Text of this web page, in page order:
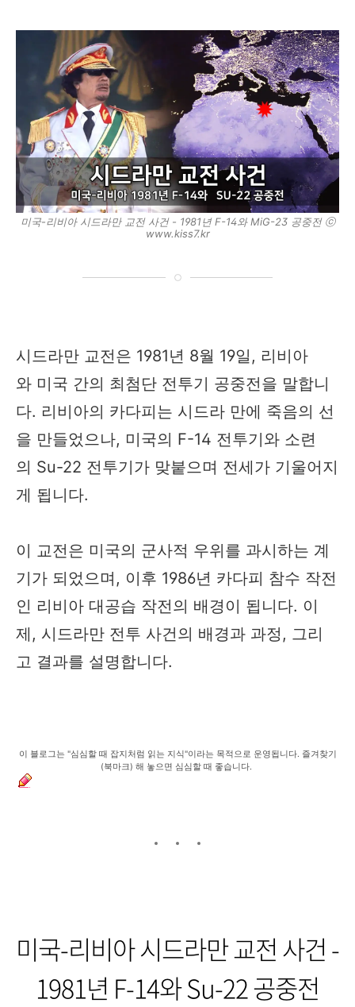
미국-리비아 시드라만 교전 사건 - 1981년 F-14와 MiG-23 공중전 ⓒ
www.kiss7.kr
시드라만 교전은 1981년 8월 19일, 리비아
와 미국 간의 최첨단 전투기 공중전을 말합니
다. 리비아의 카다피는 시드라 만에 죽음의 선
을 만들었으나, 미국의 F-14 전투기와 소련
의 Su-22 전투기가 맞붙으며 전세가 기울어지
게 됩니다.
이 교전은 미국의 군사적 우위를 과시하는 계
기가 되었으며, 이후 1986년 카다피 참수 작전
인 리비아 대공습 작전의 배경이 됩니다. 이
제, 시드라만 전투 사건의 배경과 과정, 그리
고 결과를 설명합니다.
이 블로그는 "심심할 때 잡지처럼 읽는 지식"이라는 목적으로 운영됩니다. 즐겨찾기
(북마크) 해 놓으면 심심할 때 좋습니다.
미국-리비아 시드라만 교전 사건 -
1981년 F-14와 Su-22 공중전